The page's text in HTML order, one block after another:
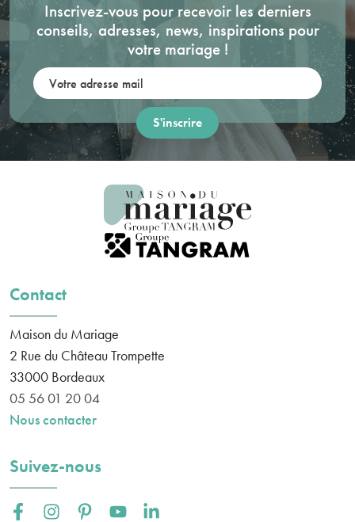
Inscrivez-vous pour recevoir les derniers
conseils, adresses, news, inspirations pour
votre mariage !
Contact
Maison du Mariage
2 Rue du Château Trompette
33000 Bordeaux
05 56 01 20 04
Nous contacter
Suivez-nous